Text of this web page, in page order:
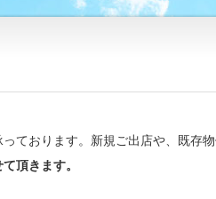
ております。新規ご出店や、既存
頂きます。